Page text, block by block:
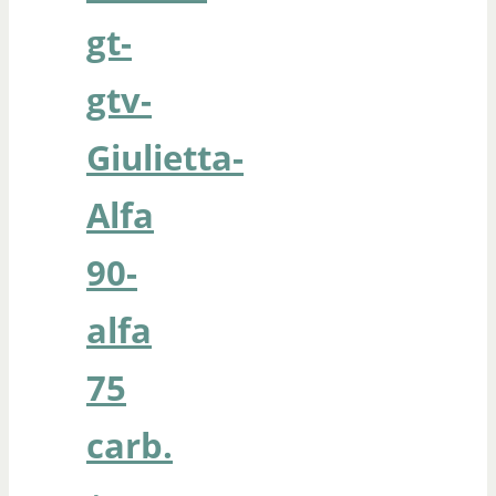
gt-
gtv-
Giulietta-
Alfa
90-
alfa
75
carb.